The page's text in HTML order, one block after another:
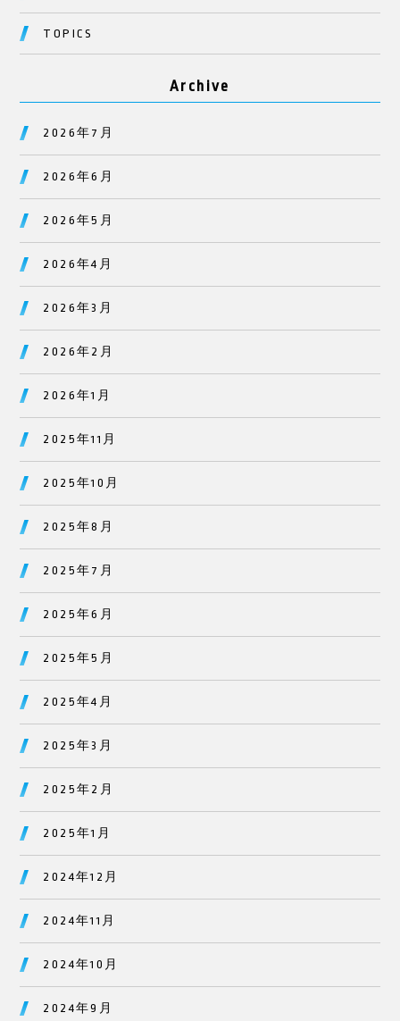
TOPICS
Archive
2026年7月
2026年6月
2026年5月
2026年4月
2026年3月
2026年2月
2026年1月
2025年11月
2025年10月
2025年8月
2025年7月
2025年6月
2025年5月
2025年4月
2025年3月
2025年2月
2025年1月
2024年12月
2024年11月
2024年10月
2024年9月